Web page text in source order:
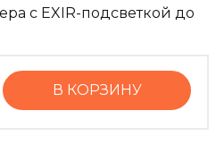
c EXIR-подсветкой до
В КОРЗИНУ